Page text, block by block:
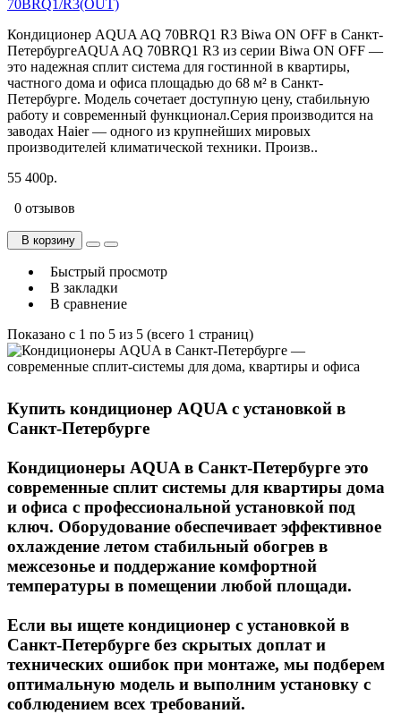
70BRQ1/R3(OUT)
Кондиционер AQUA AQ 70BRQ1 R3 Biwa ON OFF в Санкт-
ПетербургеAQUA AQ 70BRQ1 R3 из серии Biwa ON OFF —
это надежная сплит система для гостинной в квартиры,
частного дома и офиса площадью до 68 м² в Санкт-
Петербурге. Модель сочетает доступную цену, стабильную
работу и современный функционал.Серия производится на
заводах Haier — одного из крупнейших мировых
производителей климатической техники. Произв..
55 400р.
0 отзывов
В корзину
Быстрый просмотр
В закладки
В сравнение
Показано с 1 по 5 из 5 (всего 1 страниц)
Купить кондиционер AQUA с установкой в
Санкт-Петербурге
Кондиционеры AQUA в Санкт-Петербурге это
современные сплит системы для квартиры дома
и офиса с профессиональной установкой под
ключ. Оборудование обеспечивает эффективное
охлаждение летом стабильный обогрев в
межсезонье и поддержание комфортной
температуры в помещении любой площади.
Если вы ищете кондиционер с установкой в
Санкт-Петербурге без скрытых доплат и
технических ошибок при монтаже, мы подберем
оптимальную модель и выполним установку с
соблюдением всех требований.